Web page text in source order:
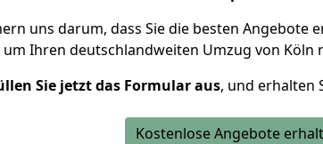
uns darum, dass Sie die besten Angebote
um Ihren deutschlandweiten Umzug von Köln
Sie jetzt das Formular aus, und erhalten
Kostenlose Angebote